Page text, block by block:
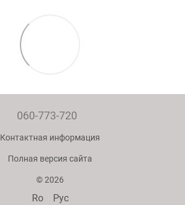
060-773-720
Контактная информация
Полная версия сайта
© 2026
Ro Рус